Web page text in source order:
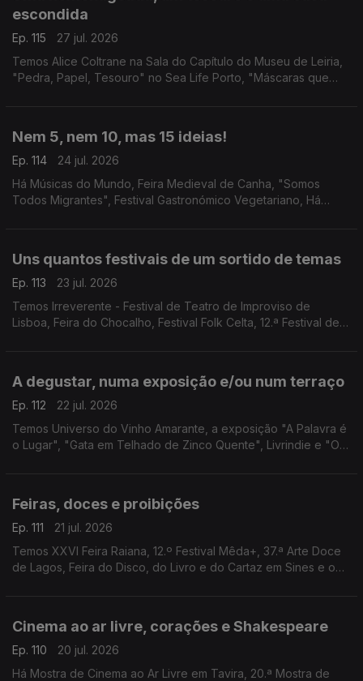
escondida
Ep. 115
27 jul. 2026
Temos Alice Coltrane na Sala do Capítulo do Museu de Leiria,
"Pedra, Papel, Tesouro" no Sea Life Porto, "Máscaras que
Nem 5, nem 10, mas 15 ideias!
Ep. 114
24 jul. 2026
Há Músicas do Mundo, Feira Medieval de Canha, "Somos
Todos Migrantes", Festival Gastronómico Vegetariano, Há
Uns quantos festivais de um sortido de temas
Ep. 113
23 jul. 2026
Temos Irreverente - Festival de Teatro de Improviso de
Lisboa, Feira do Chocalho, Festival Folk Celta, 12.ª Festival de
A degustar, numa exposição e/ou num terraço
Ep. 112
22 jul. 2026
Temos Universo do Vinho Amarante, a exposição "A Palavra é
o Lugar", "Gata em Telhado de Zinco Quente", Livrindie e "O
Feiras, doces e proibições
Ep. 111
21 jul. 2026
Temos XXVI Feira Raiana, 12.º Festival Mêda+, 37.ª Arte Doce
de Lagos, Feira do Disco, do Livro e do Cartaz em Sines e o
Cinema ao ar livre, corações e Shakespeare
Ep. 110
20 jul. 2026
Há Mostra de Cinema ao Ar Livre em Tavira, 20.ª Mostra de